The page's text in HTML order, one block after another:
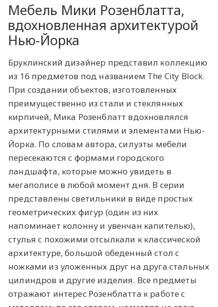
Мебель Мики Розенблатта,
вдохновленная архитектурой
Нью-Йорка
Бруклинский дизайнер представил коллекцию
из 16 предметов под названием The City Block.
При создании объектов, изготовленных
преимущественно из стали и стеклянных
кирпичей, Мика Розенблатт вдохновлялся
архитектурными стилями и элементами Нью-
Йорка. По словам автора, силуэты мебели
пересекаются с формами городского
ландшафта, которые можно увидеть в
мегаполисе в любой момент дня. В серии
представлены светильники в виде простых
геометрических фигур (один из них
напоминает колонну и увенчан капителью),
стулья с похожими отсылкали к классической
архитектуре, большой обеденный стол с
ножками из уложенных друг на друга стальных
цилиндров и другие изделия. Все предметы
отражают интерес Розенблатта к работе с